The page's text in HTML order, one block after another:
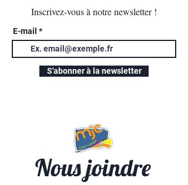
Inscrivez-vous à notre newsletter !
E-mail
S'abonner à la newsletter
Nous joindre